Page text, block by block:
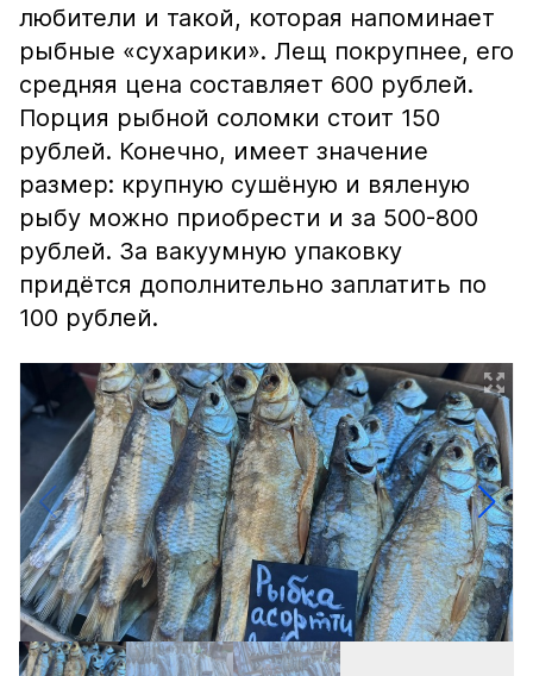
любители и такой, которая напоминает
рыбные «сухарики». Лещ покрупнее, его
средняя цена составляет 600 рублей.
Порция рыбной соломки стоит 150
рублей. Конечно, имеет значение
размер: крупную сушёную и вяленую
рыбу можно приобрести и за 500-800
рублей. За вакуумную упаковку
придётся дополнительно заплатить по
100 рублей.